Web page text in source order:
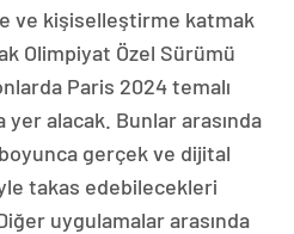
ve kişiselleştirme katmak
Olimpiyat Özel Sürümü
Paris 2024 temalı
alacak. Bunlar arasında
gerçek ve dijital
takas edebilecekleri
uygulamalar arasında